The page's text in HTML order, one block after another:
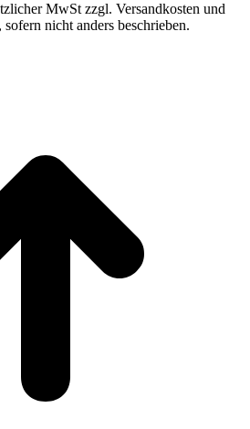
MwSt zzgl. Versandkosten und
nicht anders beschrieben.